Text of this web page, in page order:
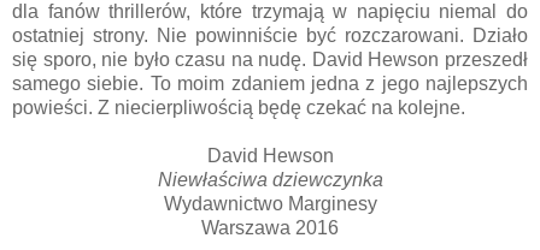
dla fanów thrillerów, które trzymają w napięciu niemal do
ostatniej strony. Nie powinniście być rozczarowani. Działo
się sporo, nie było czasu na nudę. David Hewson przeszedł
samego siebie. To moim zdaniem jedna z jego najlepszych
powieści. Z niecierpliwością będę czekać na kolejne.
David Hewson
Niewłaściwa dziewczynka
Wydawnictwo Marginesy
Warszawa 2016